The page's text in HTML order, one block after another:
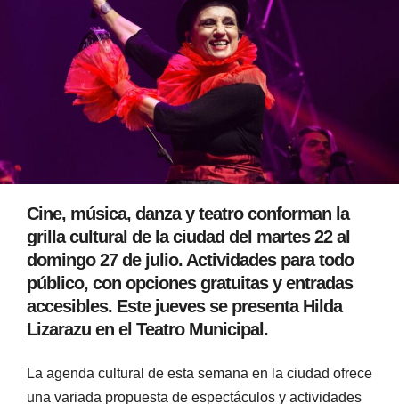
Cine, música, danza y teatro conforman la
grilla cultural de la ciudad del martes 22 al
domingo 27 de julio. Actividades para todo
público, con opciones gratuitas y entradas
accesibles. Este jueves se presenta Hilda
Lizarazu en el Teatro Municipal.
La agenda cultural de esta semana en la ciudad ofrece
una variada propuesta de espectáculos y actividades